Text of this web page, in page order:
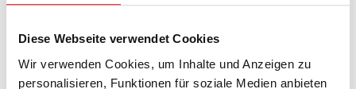
Diese Webseite verwendet Cookies
Wir verwenden Cookies, um Inhalte und Anzeigen zu
personalisieren, Funktionen für soziale Medien anbieten